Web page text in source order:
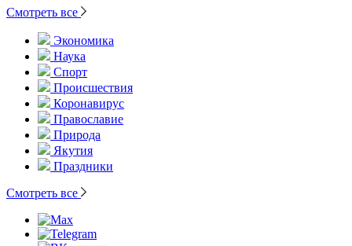
Смотреть все
Экономика
Наука
Спорт
Происшествия
Коронавирус
Православие
Природа
Якутия
Праздники
Смотреть все